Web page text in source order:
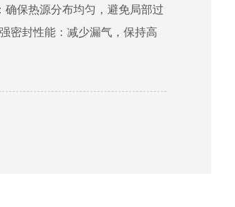
保热源分布均匀，避免局部过
密封性能：减少漏气，保持高